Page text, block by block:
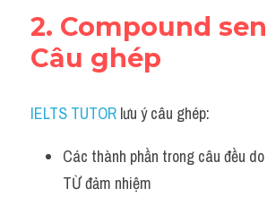
2. Compound
Câu ghép
IELTS TUTOR lưu ý câu ghép:
Các thành phần trong câu đều
TỪ đảm nhiệm